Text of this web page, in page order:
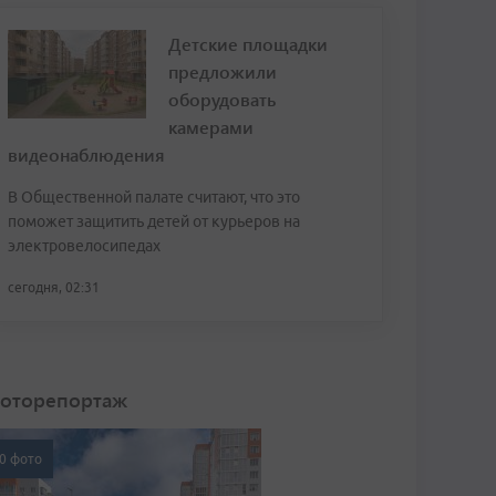
Детские площадки
предложили
оборудовать
камерами
видеонаблюдения
В Общественной палате считают, что это
поможет защитить детей от курьеров на
электровелосипедах
сегодня, 02:31
фото